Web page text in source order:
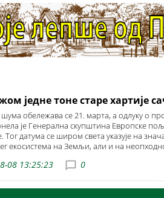
једне тоне старе хартије
шума обележава се 21. марта, а одлуку о
је Генерална скупштина Европске
Тог датума се широм света указује на
екосистема на Земљи, али и на
08 13:25:23 0